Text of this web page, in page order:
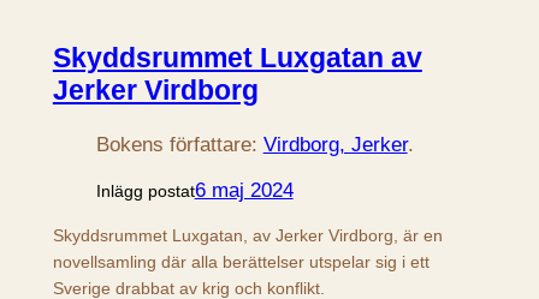
Skyddsrummet Luxgatan av
Jerker Virdborg
Bokens författare: Virdborg, Jerker.
Inlägg postat6 maj 2024
Skyddsrummet Luxgatan, av Jerker Virdborg, är en
novellsamling där alla berättelser utspelar sig i ett
Sverige drabbat av krig och konflikt.